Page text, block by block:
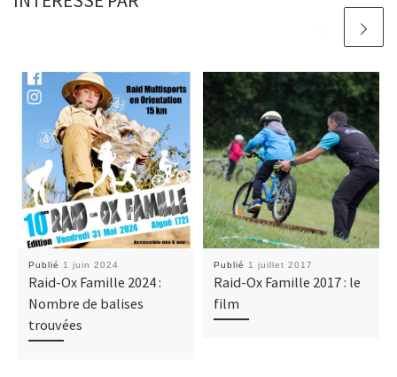
Publié 1 juin 2024
Raid-Ox Famille 2024 :
Nombre de balises
trouvées
Publié 1 juillet 2017
Raid-Ox Famille 2017 : le
film